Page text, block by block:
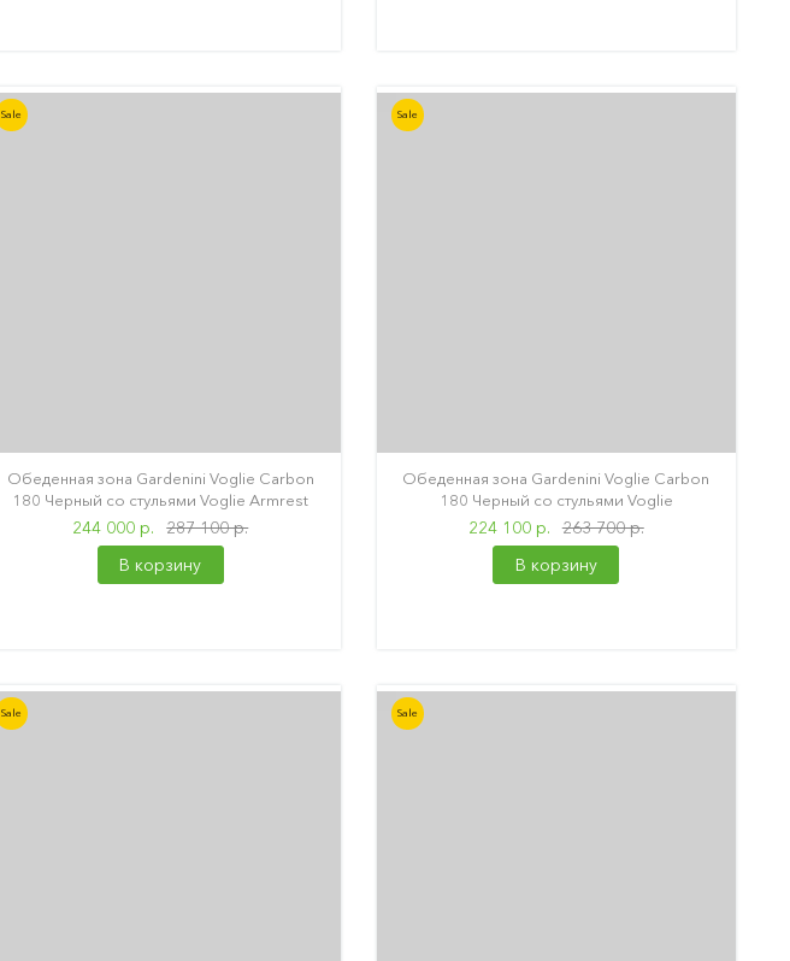
Sale
Обеденная зона Gardenini Voglie Carbon
180 Черный со стульями Voglie Armrest
244 000 р.
287 100 р.
В корзину
Sale
Обеденная зона Gardenini Voglie Carbon
180 Черный со стульями Voglie
224 100 р. 263 700 р.
В корзину
Sale Sale